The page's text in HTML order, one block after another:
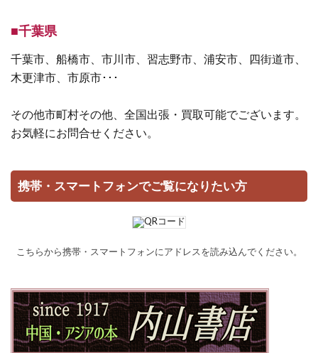
■千葉県
千葉市、船橋市、市川市、習志野市、浦安市、四街道市、
木更津市、市原市･･･
その他市町村その他、全国出張・買取可能でございます。
お気軽にお問合せください。
携帯・スマートフォンでご覧になりたい方
こちらから携帯・スマートフォンにアドレスを読み込んでください。